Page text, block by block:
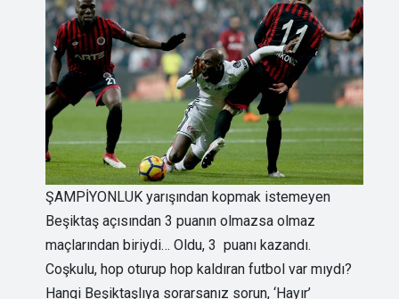
ŞAMPİYONLUK yarışından kopmak istemeyen
Beşiktaş açısından 3 puanın olmazsa olmaz
maçlarından biriydi… Oldu, 3 puanı kazandı.
Coşkulu, hop oturup hop kaldıran futbol var mıydı?
Hangi Beşiktaşlıya sorarsanız sorun, ‘Hayır’